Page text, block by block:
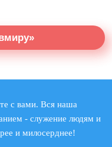
с вами. Вся наша
- служение людям и
и милосерднее!